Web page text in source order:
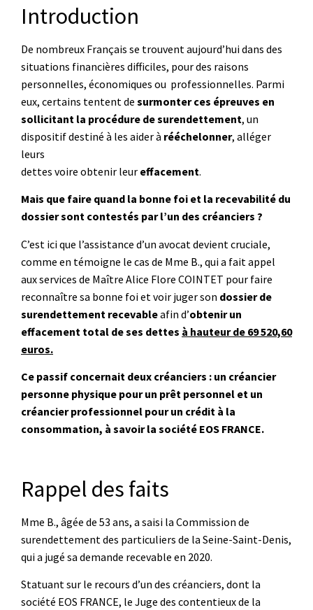
Introduction
De nombreux Français se trouvent aujourd’hui dans des
situations financières difficiles, pour des raisons
personnelles, économiques ou professionnelles. Parmi
eux, certains tentent de surmonter ces épreuves en
sollicitant la procédure de surendettement, un
dispositif destiné à les aider à rééchelonner, alléger
leurs
dettes voire obtenir leur effacement.
Mais que faire quand la bonne foi et la recevabilité du
dossier sont contestés par l’un des créanciers ?
C’est ici que l’assistance d’un avocat devient cruciale,
comme en témoigne le cas de Mme B., qui a fait appel
aux services de Maître Alice Flore COINTET pour faire
reconnaître sa bonne foi et voir juger son dossier de
surendettement recevableafin d’obtenir un
effacement total de ses dettes à hauteur de 69 520,60
euros.
Ce passif concernait deux créanciers : un créancier
personne physique pour un prêt personnel et un
créancier professionnel pour un crédit à la
consommation, à savoir la société EOS FRANCE.
Rappel des faits
Mme B., âgée de 53 ans, a saisi la Commission de
surendettement des particuliers de la Seine-Saint-Denis,
qui a jugé sa demande recevable en 2020.
Statuant sur le recours d’un des créanciers, dont la
société EOS FRANCE, le Juge des contentieux de la